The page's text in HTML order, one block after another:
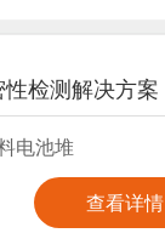
检测解决方案
电池堆
查看详情